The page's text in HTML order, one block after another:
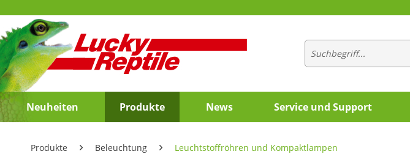
Neuheiten Produkte News Service und Support
Produkte Beleuchtung Leuchtstoffröhren und Kompaktlampen